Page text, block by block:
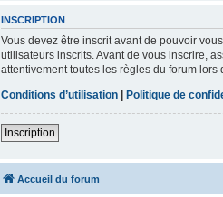
INSCRIPTION
Vous devez être inscrit avant de pouvoir
utilisateurs inscrits. Avant de vous inscrire,
attentivement toutes les règles du forum lors
Conditions d’utilisation
Politique de
Inscription
Accueil du forum